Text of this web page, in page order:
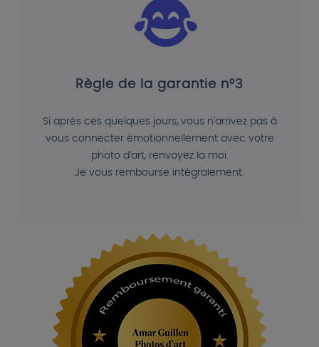
Règle de la garantie n°3
Si après ces quelques jours, vous n'arrivez pas à
vous connecter émotionnellement avec votre
photo d'art, renvoyez la moi.
Je vous rembourse intégralement.